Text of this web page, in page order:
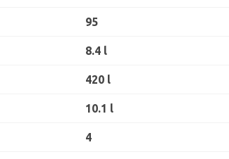
95
8.4 l
420 l
10.1 l
4